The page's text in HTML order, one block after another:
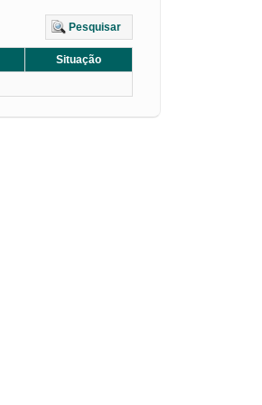
Pesquisar
Situação